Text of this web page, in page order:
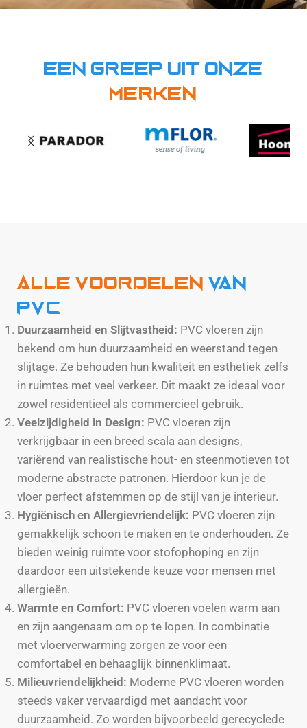
Een greep uit onze
Merken
Alle voordelen van
PVC
Duurzaamheid en Slijtvastheid: PVC vloeren zijn
bekend om hun duurzaamheid en weerstand tegen
slijtage. Ze behouden hun kwaliteit en esthetiek zelfs
in ruimtes met veel verkeer. Dit maakt ze ideaal voor
zowel residentieel als commercieel gebruik.
Veelzijdigheid in Design: PVC vloeren zijn
verkrijgbaar in een breed scala aan designs,
variërend van realistische hout- en steenmotieven tot
moderne abstracte patronen. Hierdoor kun je de
vloer perfect afstemmen op de stijl van je interieur.
Hygiënisch en Allergievriendelijk: PVC vloeren zijn
gemakkelijk schoon te maken en te onderhouden. Ze
bieden weinig ruimte voor stofophoping en zijn
daardoor een uitstekende keuze voor mensen met
allergieën.
Warmte en Comfort: PVC vloeren voelen warm aan
en zijn aangenaam om op te lopen. In combinatie
met vloerverwarming zorgen ze voor een
comfortabel en behaaglijk binnenklimaat.
Milieuvriendelijkheid: Moderne PVC vloeren worden
steeds vaker vervaardigd met aandacht voor
duurzaamheid. Zo worden bijvoorbeeld gerecyclede